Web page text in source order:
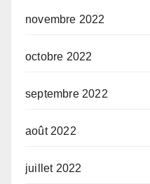
novembre 2022
octobre 2022
septembre 2022
août 2022
juillet 2022